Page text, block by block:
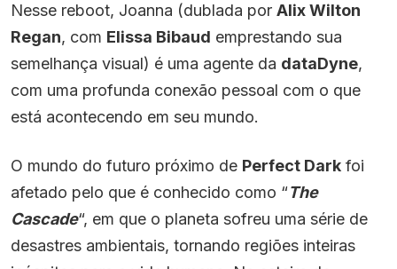
Nesse reboot, Joanna (dublada por Alix Wilton
Regan, com Elissa Bibaud emprestando sua
semelhança visual) é uma agente da dataDyne,
com uma profunda conexão pessoal com o que
está acontecendo em seu mundo.
O mundo do futuro próximo de Perfect Dark foi
afetado pelo que é conhecido como “The
Cascade“, em que o planeta sofreu uma série de
desastres ambientais, tornando regiões inteiras